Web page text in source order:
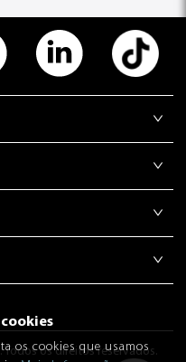
cookies
os cookies que usamos
Todos os direitos reservados.